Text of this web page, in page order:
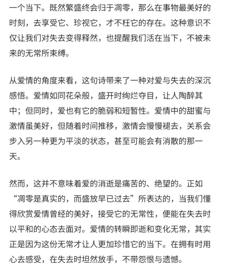
一个当下。既然繁盛终会归于凋零，那么在事物最美好的
时刻，去享受它、珍视它，才不枉它的存在。这种意识不
仅让我们对失去变得释然，也提醒我们活在当下，不被未
来的无常所束缚。
从爱情的角度来看，这句诗带来了一种对爱与失去的深沉
感悟。爱情如同花朵般，盛开时绚烂夺目，让人陶醉其
中；但同时，爱也有它的脆弱和短暂性。爱情中的甜蜜与
激情虽美好，但随着时间推移，激情会慢慢褪去，关系会
步入另一种更为平淡的状态，甚至可能会有消散的那一
天。
然而，这并不意味着爱的消逝是痛苦的、绝望的。正如
“凋零是真实的，而盛放早已过去”所表达的，当我们懂
得欣赏爱情曾经的美好，接受它的无常性，便能在失去时
以平和的心态去面对。爱情的转瞬即逝和变化无常，其实
正是因为这份无常才让人更加珍惜它的当下。在拥有时用
心去感受，在失去时坦然放手，不带怨恨与遗憾。